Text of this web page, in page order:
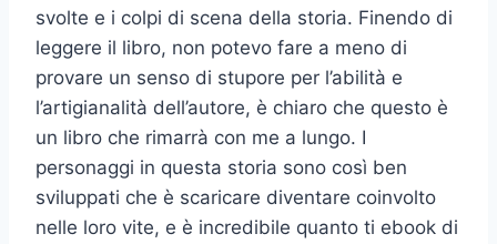
svolte e i colpi di scena della storia. Finendo di
leggere il libro, non potevo fare a meno di
provare un senso di stupore per l’abilità e
l’artigianalità dell’autore, è chiaro che questo è
un libro che rimarrà con me a lungo. I
personaggi in questa storia sono così ben
sviluppati che è scaricare diventare coinvolto
nelle loro vite, e è incredibile quanto ti ebook di